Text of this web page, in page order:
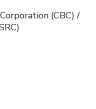
(CBC) /